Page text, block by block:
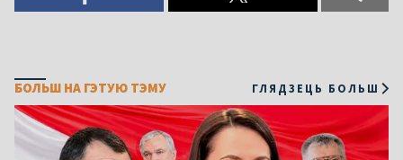
БОЛЬШ НА ГЭТУЮ ТЭМУ ГЛЯДЗЕЦЬ БОЛЬШ